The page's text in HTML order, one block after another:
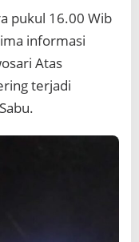
pukul 16.00 Wib
informasi
Atas
terjadi